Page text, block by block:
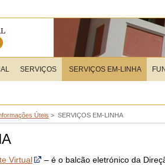
SERVIÇOS SERVIÇOS EM-LINHA
Úteis > SERVIÇOS EM-LINHA
Virtual
– é o balcão eletrónico da